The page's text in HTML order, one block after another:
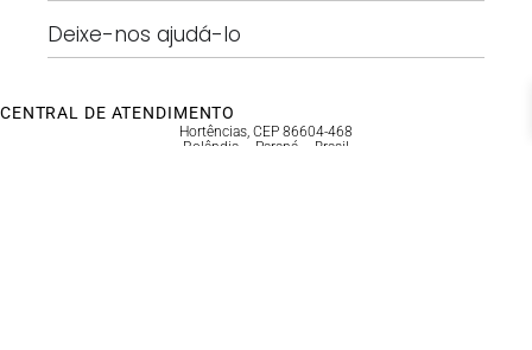
Deixe-nos ajudá-lo
CENTRAL DE ATENDIMENTO
Hortências, CEP 86604-468
Rolândia – Paraná – Brasil